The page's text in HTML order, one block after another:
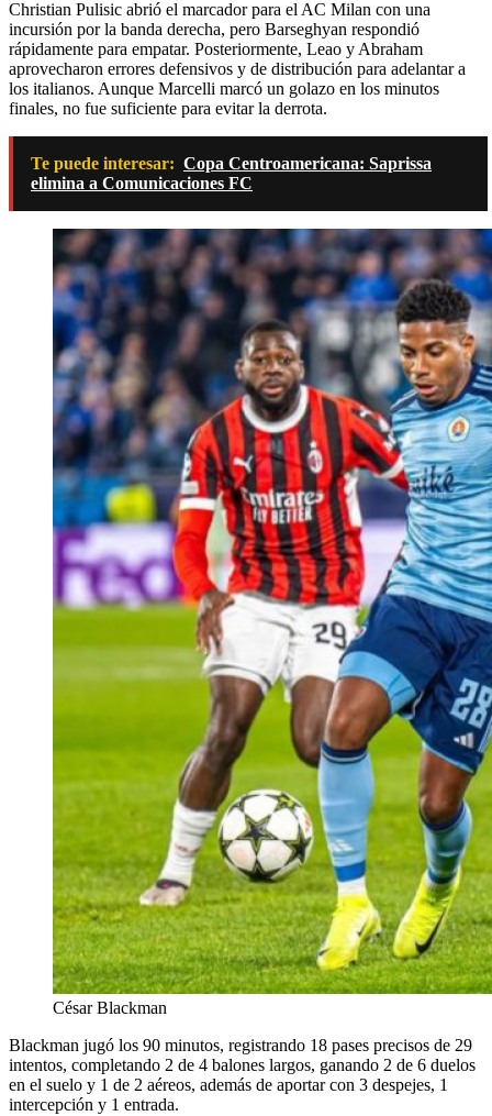
Christian Pulisic abrió el marcador para el AC Milan con una
incursión por la banda derecha, pero Barseghyan respondió
rápidamente para empatar. Posteriormente, Leao y Abraham
aprovecharon errores defensivos y de distribución para adelantar a
los italianos. Aunque Marcelli marcó un golazo en los minutos
finales, no fue suficiente para evitar la derrota.
Te puede interesar: Copa Centroamericana: Saprissa
elimina a Comunicaciones FC
César Blackman
Blackman jugó los 90 minutos, registrando 18 pases precisos de 29
intentos, completando 2 de 4 balones largos, ganando 2 de 6 duelos
en el suelo y 1 de 2 aéreos, además de aportar con 3 despejes, 1
intercepción y 1 entrada.